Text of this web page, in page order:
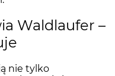
Waldlaufer –
nie tylko